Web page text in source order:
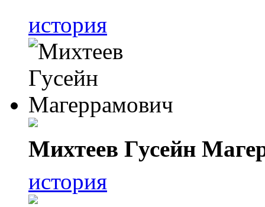
история
Михтеев Гусейн
история